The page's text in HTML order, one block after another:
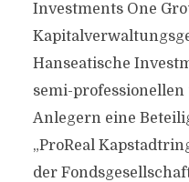
Investments One
Hanseatische
semi-
Anlegern eine
„ProReal
der